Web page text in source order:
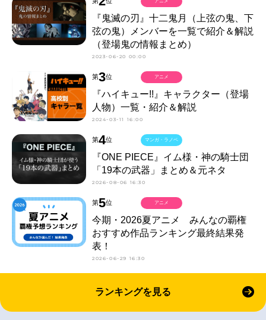
『鬼滅の刃』十二鬼月（上弦の鬼、下
弦の鬼）メンバーを一覧で紹介＆解説
（登場鬼の情報まとめ）
2023-06-20 00:00
第3位
『ハイキュー!!』キャラクター（登場
人物）一覧・紹介＆解説
2024-03-11 16:00
アニメ
第4位
『ONE PIECE』イム様・神の騎士団
「19本の武器」まとめ＆元ネタ
2026-08-06 16:30
マンガ・ラノベ
第5位
今期・2026夏アニメ みんなの覇権
おすすめ作品ランキング最終結果発
表！
2026-06-29 16:30
アニメ
ランキングを見る